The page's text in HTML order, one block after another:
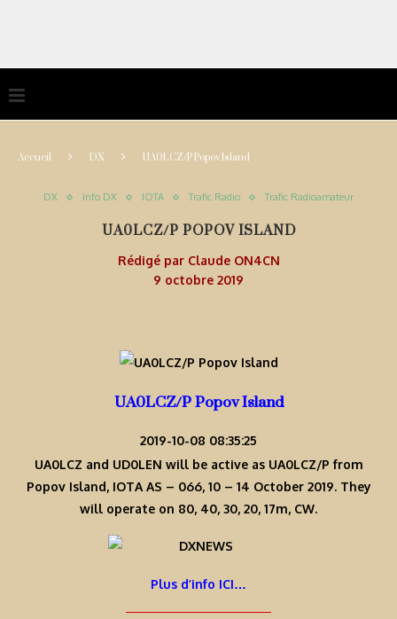
Accueil DX UA0LCZ/P Popov Island
DX Info DX IOTA Trafic Radio Trafic Radioamateur
UA0LCZ/P POPOV ISLAND
Rédigé par Claude ON4CN
9 octobre 2019
UA0LCZ/P Popov Island
2019-10-08 08:35:25
UA0LCZ and UD0LEN will be active as UA0LCZ/P from
Popov Island, IOTA AS – 066, 10 – 14 October 2019. They
will operate on 80, 40, 30, 20, 17m, CW.
Plus d’info ICI…